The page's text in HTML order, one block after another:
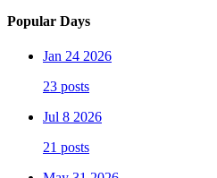
Popular Days
Jan 24 2026
23 posts
Jul 8 2026
21 posts